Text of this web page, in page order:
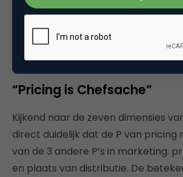
gebeurt op basis van modellen.’
‘Pricing management is niet een
“Pricing is Chefsache”
Kijkend naar de zeven dimensies
direct duidelijk dat de P van pricing
van de 3 andere P’s in marketing:
en plaats van distributie. De